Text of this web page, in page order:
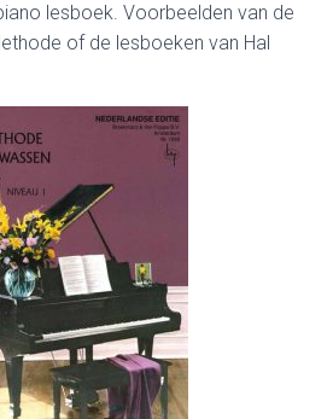
lesboek. Voorbeelden van de
of de lesboeken van Hal